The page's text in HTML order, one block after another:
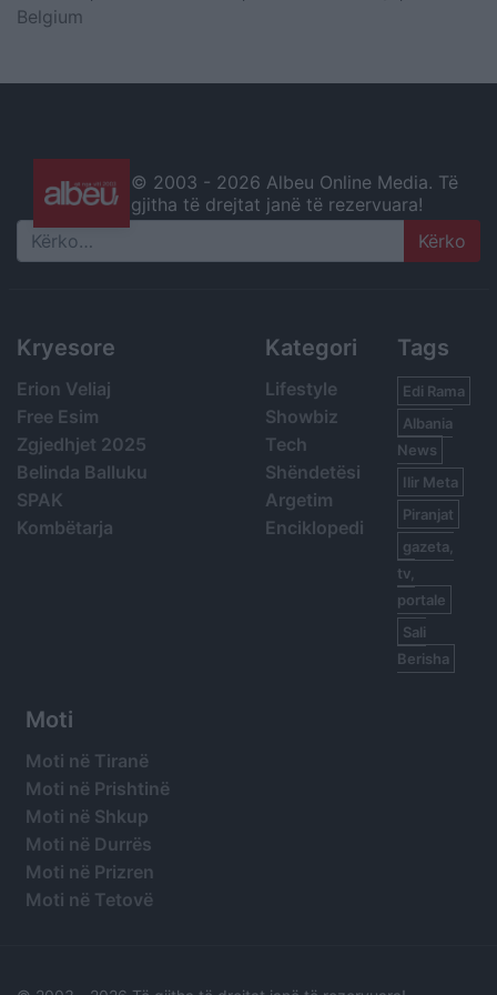
Belgium
© 2003 - 2026 Albeu Online Media. Të
gjitha të drejtat janë të rezervuara!
Search
Kryesore
Erion Veliaj
Free Esim
Zgjedhjet 2025
Belinda Balluku
SPAK
Kombëtarja
Kategori
Lifestyle
Showbiz
Tech
Shëndetësi
Argetim
Enciklopedi
Tags
Edi Rama
Albania
News
Ilir Meta
Piranjat
gazeta,
tv,
portale
Sali
Berisha
Moti
Moti në Tiranë
Moti në Prishtinë
Moti në Shkup
Moti në Durrës
Moti në Prizren
Moti në Tetovë